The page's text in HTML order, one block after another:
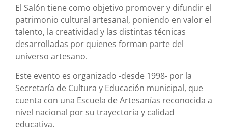
El Salón tiene como objetivo promover y difundir el
patrimonio cultural artesanal, poniendo en valor el
talento, la creatividad y las distintas técnicas
desarrolladas por quienes forman parte del
universo artesano.
Este evento es organizado -desde 1998- por la
Secretaría de Cultura y Educación municipal, que
cuenta con una Escuela de Artesanías reconocida a
nivel nacional por su trayectoria y calidad
educativa.